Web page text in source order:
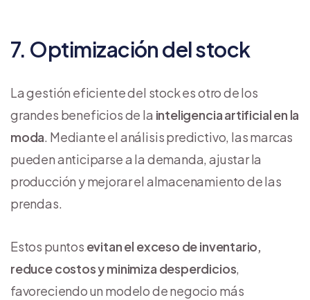
7. Optimización del stock
La gestión eficiente del stock es otro de los
grandes beneficios de la inteligencia artificial en la
moda. Mediante el análisis predictivo, las marcas
pueden anticiparse a la demanda, ajustar la
producción y mejorar el almacenamiento de las
prendas.
Estos puntos evitan el exceso de inventario,
reduce costos y minimiza desperdicios,
favoreciendo un modelo de negocio más